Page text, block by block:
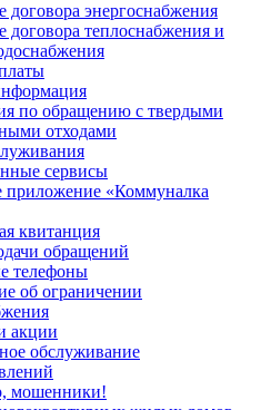
договора энергоснабжения
договора теплоснабжения и
по обращению с твердыми
отходами
сервисы
приложение «Коммуналка
квитанция
обращений
телефоны
об ограничении
акции
обслуживание
мошенники!